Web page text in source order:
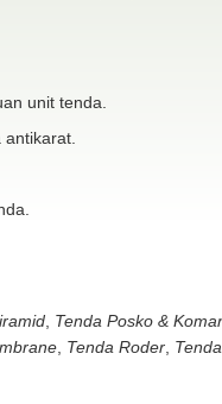
unit tenda.
, Tenda Posko &
, Tenda Roder,